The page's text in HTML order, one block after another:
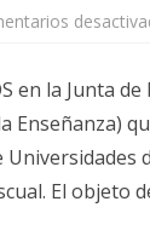
en la Junta
Enseñanza)
El